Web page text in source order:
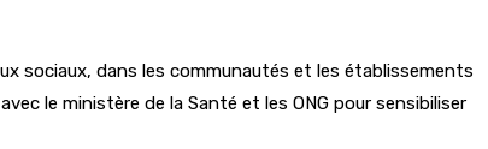
sociaux, dans les communautés et les établissements
le ministère de la Santé et les ONG pour sensibiliser